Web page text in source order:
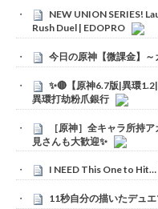
NEW UNION SERIES!
Rush Duel | EDOPRO
今日の原神【微課金】～
✨🔴【原神6.7版|異環
異環打劫粉爪銀行
［原神］全キャラ所持
見さんも大歓迎✨
I NEED This One to
11秒自分の描いたデュ